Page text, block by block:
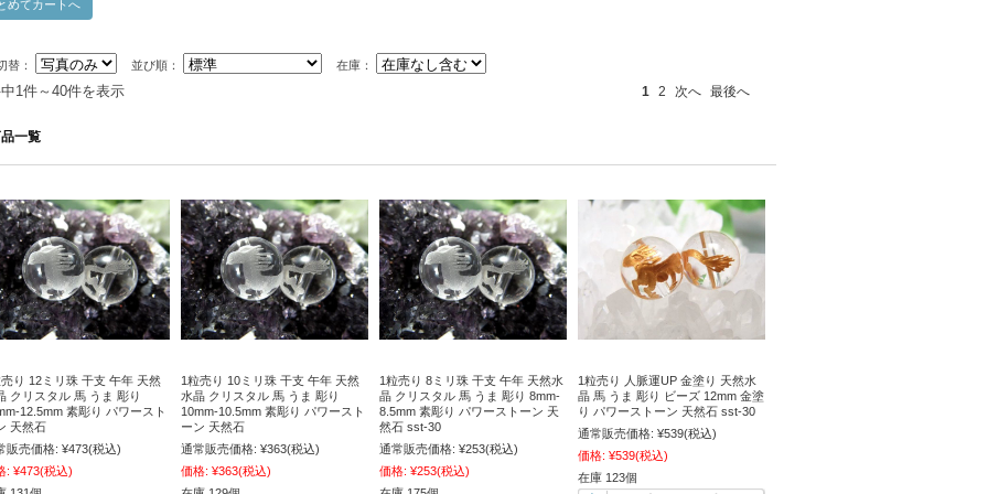
替： 並び順： 在庫：
1件～40件を表示 1 2 次へ 最後へ
一覧
り 12ミリ珠 干支 午年 天然
クリスタル 馬 うま 彫り
12.5mm 素彫り パワースト
天然石
販売価格: ¥473(税込)
: ¥473(税込)
1粒売り 10ミリ珠 干支 午年 天然
水晶 クリスタル 馬 うま 彫り
10mm-10.5mm 素彫り パワースト
ーン 天然石
通常販売価格: ¥363(税込)
価格: ¥363(税込)
1粒売り 8ミリ珠 干支 午年 天然水
晶 クリスタル 馬 うま 彫り 8mm-
8.5mm 素彫り パワーストーン 天
然石 sst-30
通常販売価格: ¥253(税込)
価格: ¥253(税込)
1粒売り 人脈運UP 金塗り 天然水
晶 馬 うま 彫り ビーズ 12mm 金塗
り パワーストーン 天然石 sst-30
通常販売価格: ¥539(税込)
価格: ¥539(税込)
在庫 123個